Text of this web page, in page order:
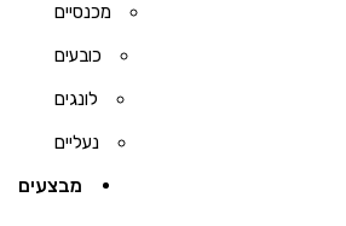
מכנסיים
כובעים
לונגים
נעליים
מבצעים